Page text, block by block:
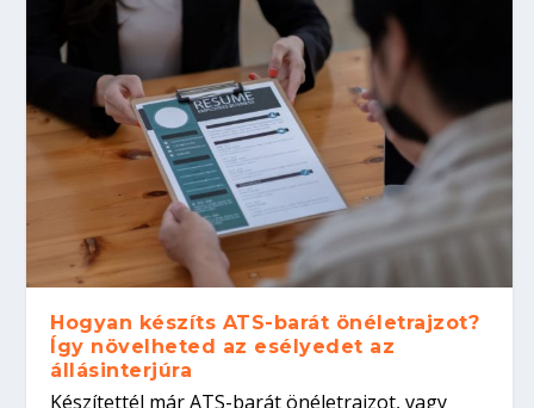
Hogyan készíts ATS-barát önéletrajzot?
Így növelheted az esélyedet az
állásinterjúra
Készítettél már ATS-barát önéletrajzot, vagy